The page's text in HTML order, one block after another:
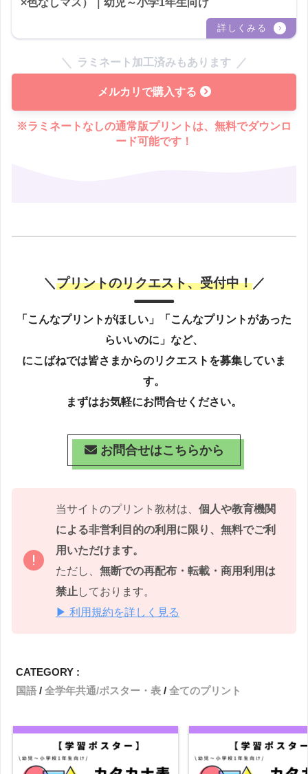
ラミネート加工済みもあります
メルカリで購入する
※ラミネートなしの通常版プリントは、無料でダウンロ
ード可能です！
＼プリントのリクエスト、受付中！／
「こんなプリントがほしい」「こんなプリントがあった
らいいのに」など、
にこばねでは皆さまからのリクエストを募集していま
す。
まずはお気軽にお問合せください。
お問合せはこちらから
当サイトのプリント教材は、 個人や教育機関
による非営利目的の利用に限り、無料でご利
用いただけます。
ただし、 無断での再配布・転載・商用利用は
禁止 しております。
▶ 利用規約を詳しく見る
CATEGORY :
国語
全学年共通/ポスター・表 全てのプリント